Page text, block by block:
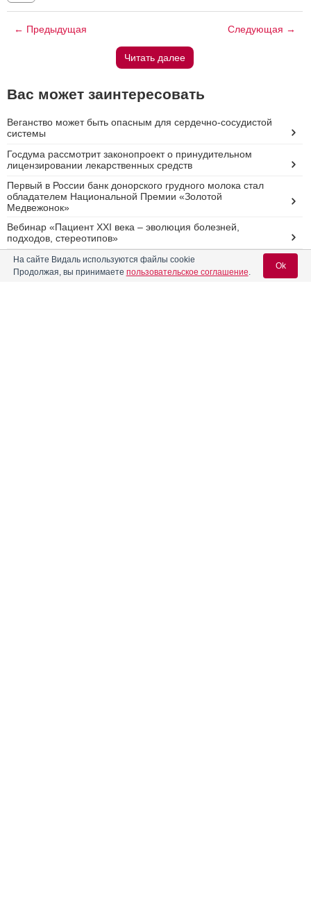
← Предыдущая Следующая →
Читать далее
Вас может заинтересовать
Веганство может быть опасным для сердечно-сосудистой
системы
Госдума рассмотрит законопроект о принудительном
лицензировании лекарственных средств
Первый в России банк донорского грудного молока стал
обладателем Национальной Премии «Золотой
Медвежонок»
Вебинар «Пациент XXI века – эволюция болезней,
подходов, стереотипов»
Спинальная мышечная атрофия: все ли вопросы решены?
На сайте Видаль используются файлы cookie
Продолжая, вы принимаете пользовательское соглашение.
Ok